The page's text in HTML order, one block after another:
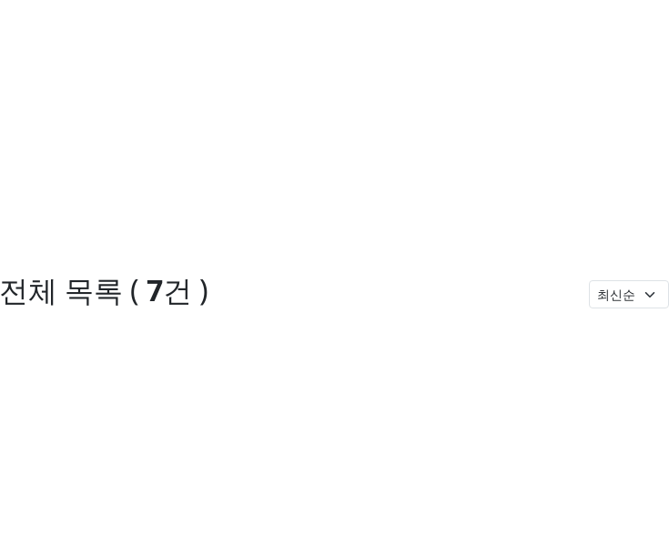
전체 목록 ( 7건 )